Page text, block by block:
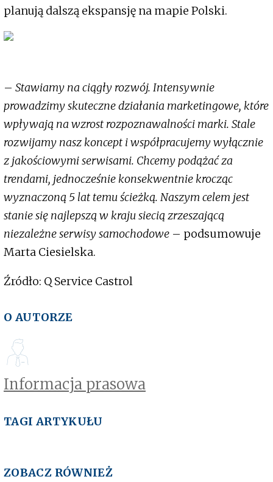
planują dalszą ekspansję na mapie Polski.
– Stawiamy na ciągły rozwój. Intensywnie
prowadzimy skuteczne działania marketingowe, które
wpływają na wzrost rozpoznawalności marki. Stale
rozwijamy nasz koncept i współpracujemy wyłącznie
z jakościowymi serwisami. Chcemy podążać za
trendami, jednocześnie konsekwentnie krocząc
wyznaczoną 5 lat temu ścieżką. Naszym celem jest
stanie się najlepszą w kraju siecią zrzeszającą
niezależne serwisy samochodowe – podsumowuje
Marta Ciesielska.
Źródło: Q Service Castrol
O AUTORZE
Informacja prasowa
TAGI ARTYKUŁU
ZOBACZ RÓWNIEŻ